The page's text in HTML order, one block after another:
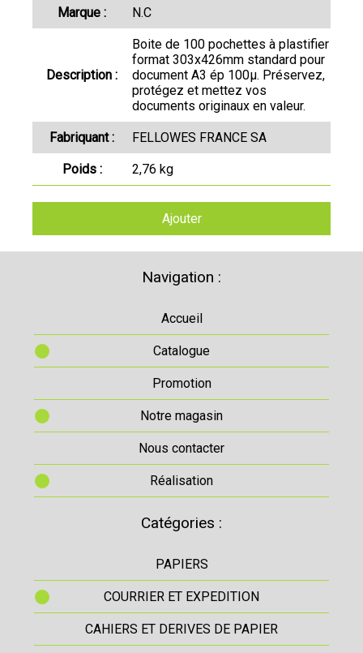
Marque : N.C
Description :
Boite de 100 pochettes à plastifier
format 303x426mm standard pour
document A3 ép 100µ. Préservez,
protégez et mettez vos
documents originaux en valeur.
Fabriquant : FELLOWES FRANCE SA
Poids : 2,76 kg
Ajouter
Navigation :
Accueil
Catalogue
Promotion
Notre magasin
Nous contacter
Réalisation
Catégories :
PAPIERS
COURRIER ET EXPEDITION
CAHIERS ET DERIVES DE PAPIER